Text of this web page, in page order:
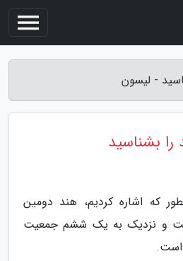
- لیسون
بشناسید
که اشاره کردیم، هند دومین
و نزدیک به یک ششم جمعیت
است.